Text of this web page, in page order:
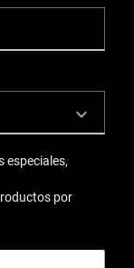
especiales,
por